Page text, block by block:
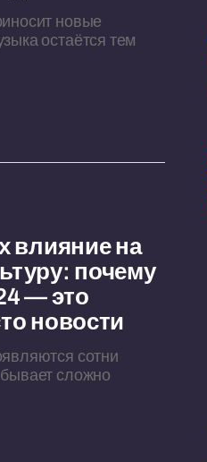
новые
остаётся тем
влияние на
почему
— это
новости
сотни
сложно